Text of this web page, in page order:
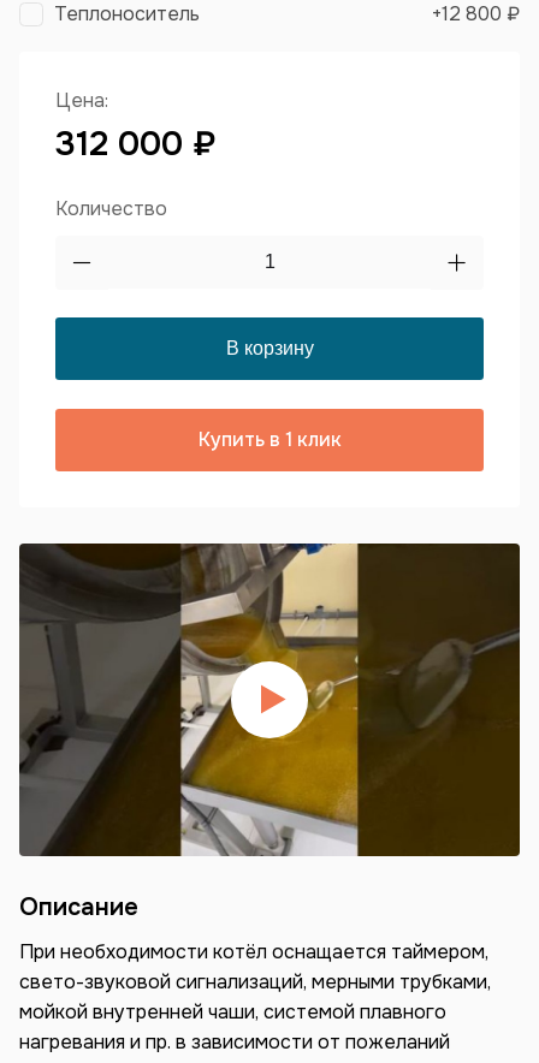
Теплоноситель +12 800 ₽
Цена:
312 000 ₽
Количество
Купить в 1 клик
Описание
При необходимости котёл оснащается таймером,
свето-звуковой сигнализаций, мерными трубками,
мойкой внутренней чаши, системой плавного
нагревания и пр. в зависимости от пожеланий